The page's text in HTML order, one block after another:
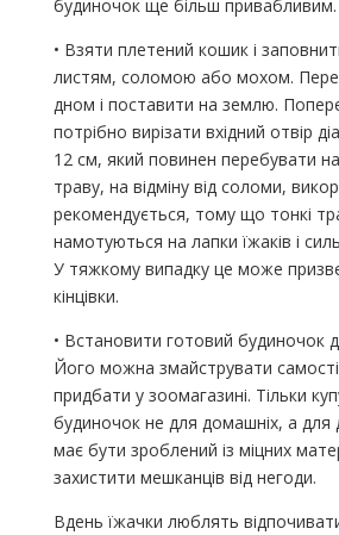
будиночок ще більш привабливим.
• Взяти плетений кошик і
листям, соломою або мохом.
дном і поставити на землю.
потрібно вирізати вхідний отвір
12 см, який повинен перебувати на
траву, на відміну від соломи,
рекомендується, тому що тонкі
намотуються на лапки їжаків і
У тяжкому випадку це може
кінцівки.
• Встановити готовий будиночок
Його можна змайструвати
придбати у зоомагазині. Тільки
будиночок не для домашніх, а для
має бути зроблений із міцних
захистити мешканців від негоди.
Вдень їжачки люблять